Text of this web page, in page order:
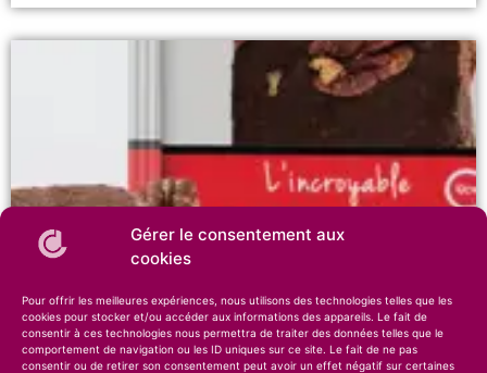
Gérer le consentement aux
cookies
Pour offrir les meilleures expériences, nous utilisons des technologies telles que les
cookies pour stocker et/ou accéder aux informations des appareils. Le fait de
consentir à ces technologies nous permettra de traiter des données telles que le
comportement de navigation ou les ID uniques sur ce site. Le fait de ne pas
consentir ou de retirer son consentement peut avoir un effet négatif sur certaines
Zepros 106, septembre 2023